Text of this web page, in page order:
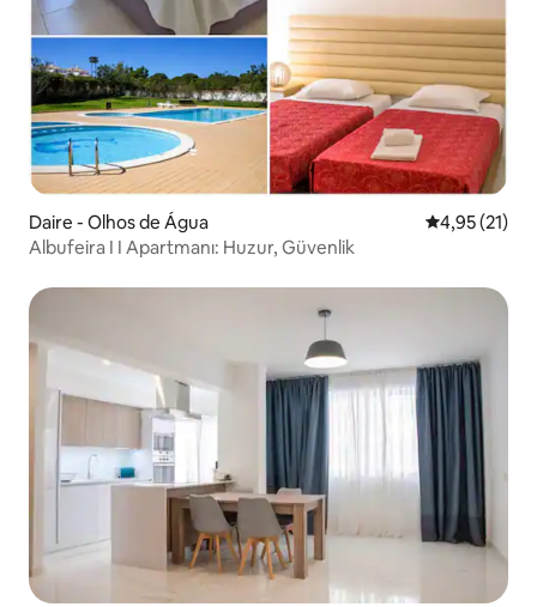
Daire - Olhos de Água 5 üzerinden
4,95 (21)
Albufeira I I Apartmanı: Huzur, Güvenlik